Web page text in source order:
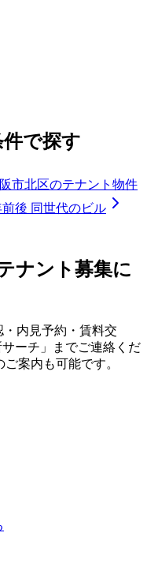
で探す
市北区のテナント物件
前後 同世代のビル
ナント募集に
内見予約・賃料交
ーチ」までご連絡くだ
案内も可能です。